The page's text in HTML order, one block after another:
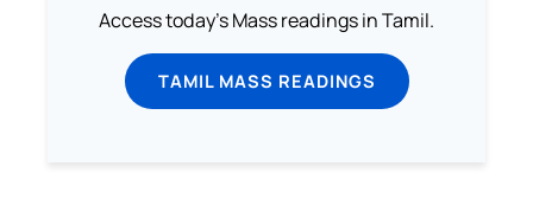
Access today's Mass readings in Tamil.
TAMIL MASS READINGS